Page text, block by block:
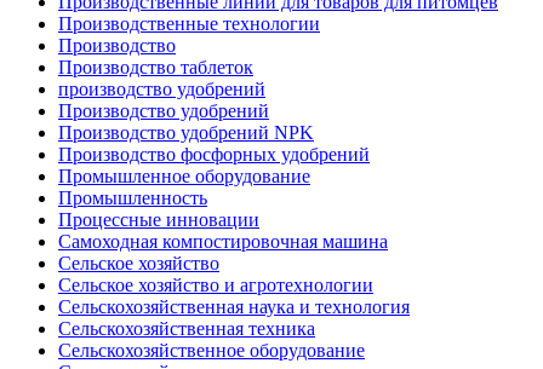
Производственные технологии
Производство
Производство таблеток
производство удобрений
Производство удобрений
Производство удобрений NPK
Производство фосфорных удобрений
Промышленное оборудование
Промышленность
Процессные инновации
Самоходная компостировочная машина
Сельское хозяйство
Сельское хозяйство и агротехнологии
Сельскохозяйственная наука и технология
Сельскохозяйственная техника
Сельскохозяйственное оборудование